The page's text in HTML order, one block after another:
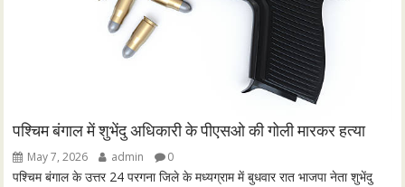
पश्चिम बंगाल में शुभेंदु अधिकारी के पीएसओ की गोली मारकर हत्या
May 7, 2026 admin 0
पश्चिम बंगाल के उत्तर 24 परगना जिले के मध्यग्राम में बुधवार रात भाजपा नेता शुभेंदु